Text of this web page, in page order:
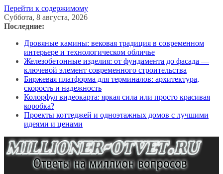
Перейти к содержимому
Суббота, 8 августа, 2026
Последние:
Дровяные камины: вековая традиция в современном
интерьере и технологическом обличье
Железобетонные изделия: от фундамента до фасада —
ключевой элемент современного строительства
Биржевая платформа для терминалов: архитектура,
скорость и надежность
Колорфул видеокарта: яркая сила или просто красивая
коробка?
Проекты коттеджей и одноэтажных домов с лучшими
идеями и ценами